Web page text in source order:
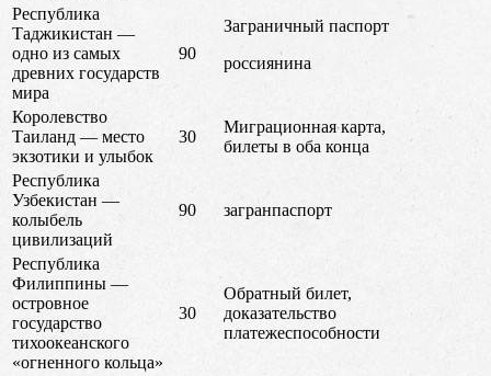
Республика
Таджикистан —
одно из самых
древних государств
мира
90
Заграничный паспорт
россиянина
Королевство
Таиланд — место
экзотики и улыбок
30
Миграционная карта,
билеты в оба конца
Республика
Узбекистан —
колыбель
цивилизаций
90 загранпаспорт
Республика
Филиппины —
островное
государство
тихоокеанского
«огненного кольца»
30
Обратный билет,
доказательство
платежеспособности